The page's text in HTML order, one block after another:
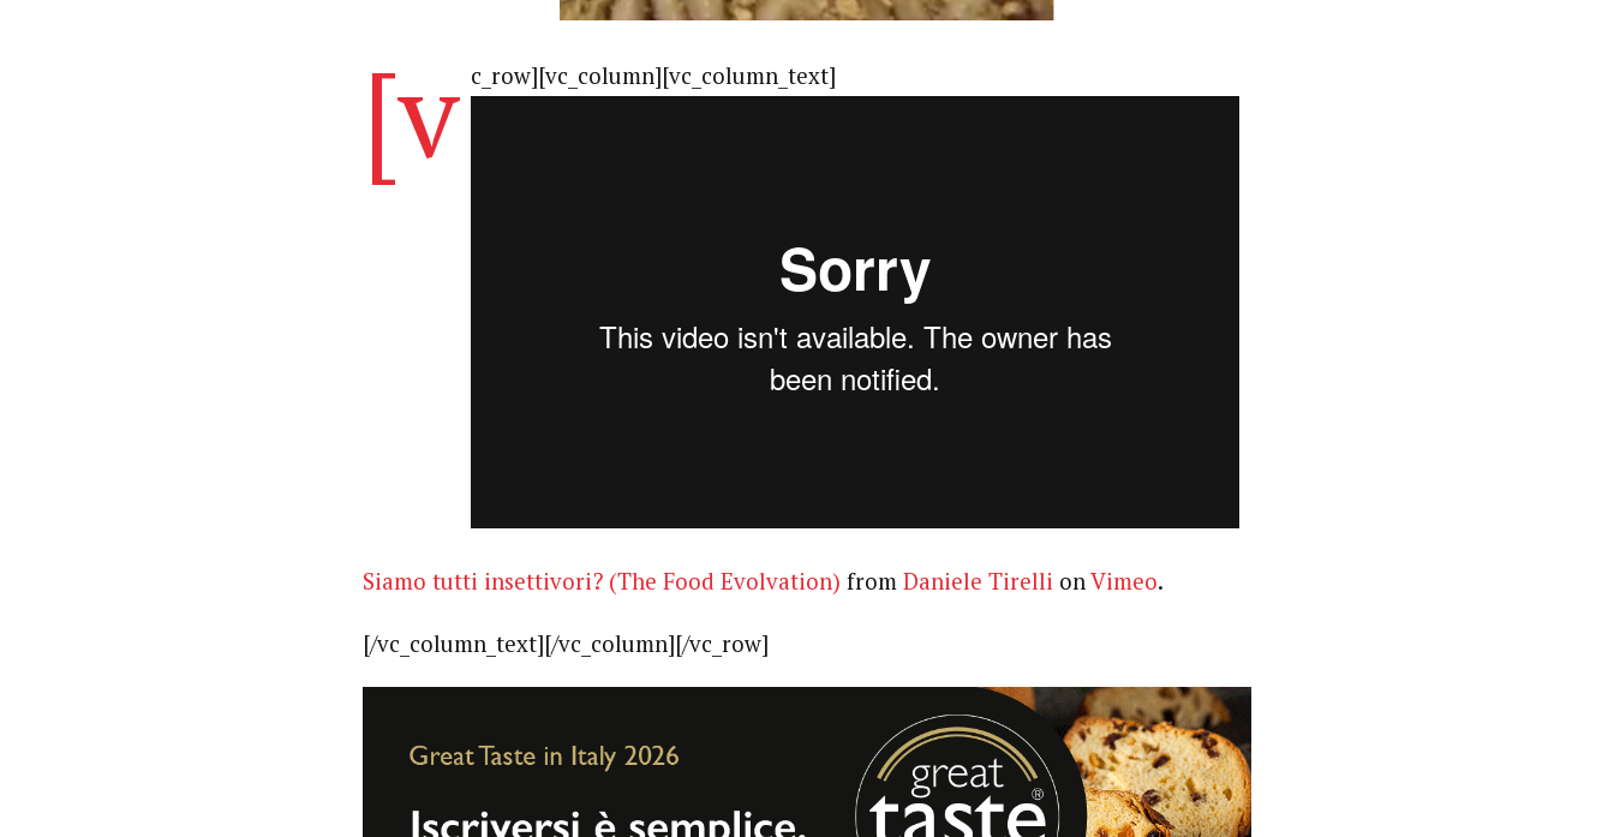
[v c_row][vc_column][vc_column_text]
Siamo tutti insettivori? (The Food Evolvation) from Daniele Tirelli onVimeo.
[/vc_column_text][/vc_column][/vc_row]